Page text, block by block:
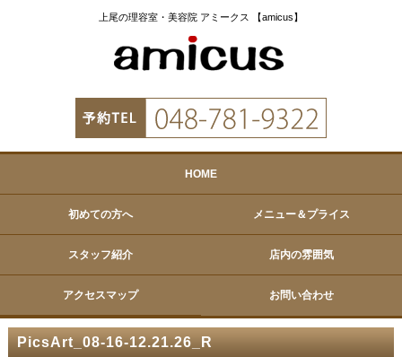
上尾の理容室・美容院 アミークス 【amicus】
HOME
初めての方へ メニュー＆プライス
スタッフ紹介 店内の雰囲気
アクセスマップ お問い合わせ
PicsArt_08-16-12.21.26_R